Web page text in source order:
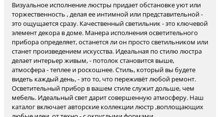
Визуальное исполнение люстры придает обстановке уют или
торжественность , делая ее интимной или представительной -
это ощущается сразу. Качественный светильник - это ключевой
элемент декора в доме. Манера исполнения осветительного
прибора определяет, останется ли он просто светильником или
станет произведением искусства. Идеальная по стилю люстра
делает интерьер живым, - потолок становится выше,
атмосфера - теплее и роскошнее. Стиль, который вы будете
видеть каждый день, - это то, что переживёт любой ремонт.
Осветительный прибор в вашем стиле служит дольше, чем
мебель. Идеальный свет дарит совершенную атмосферу. Наш
каталог включает авторские коллекции люстр ,воплощающих